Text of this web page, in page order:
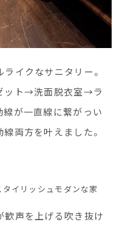
イクなサニタリー。
ット→洗面脱衣室→ラ
が一直線に繋がっい
両方を叶えました。
歓声を上げる吹き抜け